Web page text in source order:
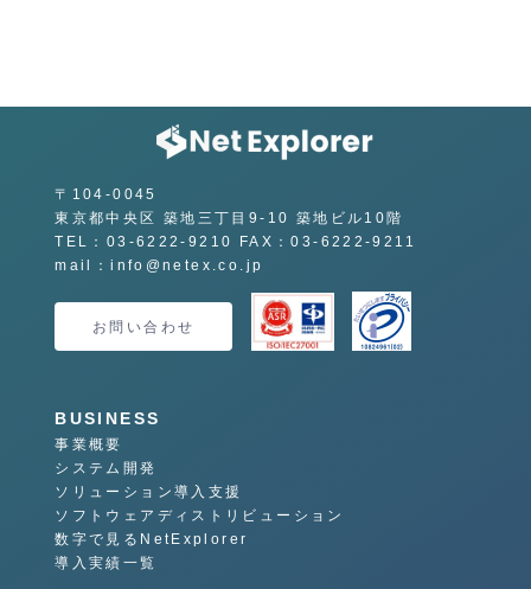
〒104-0045
東京都中央区 築地三丁目9-10 築地ビル10階
TEL：03-6222-9210 FAX：03-6222-9211
mail：info@netex.co.jp
お問い合わせ
BUSINESS
事業概要
システム開発
ソリューション導入支援
ソフトウェアディストリビューション
数字で見るNetExplorer
導入実績一覧